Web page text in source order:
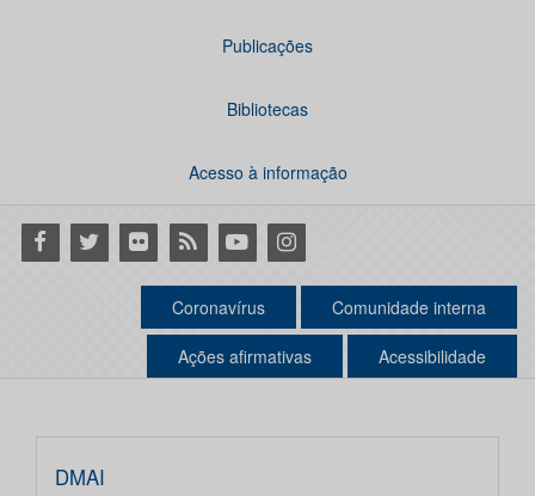
Publicações
Bibliotecas
Acesso à informação
Facebook
Twitter Flickr RSS YoutubeInstagram
Coronavírus Comunidade interna
Ações afirmativas Acessibilidade
DMAI